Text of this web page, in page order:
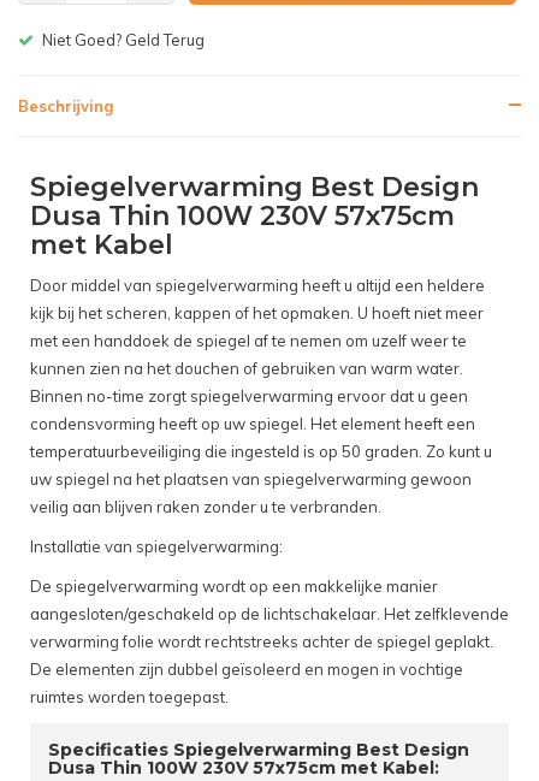
Gratis bezorgen v.a. € 150,-(NL)
Beschrijving
Spiegelverwarming Best Design
Dusa Thin 100W 230V 57x75cm
met Kabel
Door middel van spiegelverwarming heeft u altijd een heldere
kijk bij het scheren, kappen of het opmaken. U hoeft niet meer
met een handdoek de spiegel af te nemen om uzelf weer te
kunnen zien na het douchen of gebruiken van warm water.
Binnen no-time zorgt spiegelverwarming ervoor dat u geen
condensvorming heeft op uw spiegel. Het element heeft een
temperatuurbeveiliging die ingesteld is op 50 graden. Zo kunt u
uw spiegel na het plaatsen van spiegelverwarming gewoon
veilig aan blijven raken zonder u te verbranden.
Installatie van spiegelverwarming:
De spiegelverwarming wordt op een makkelijke manier
aangesloten/geschakeld op de lichtschakelaar. Het zelfklevende
verwarming folie wordt rechtstreeks achter de spiegel geplakt.
De elementen zijn dubbel geïsoleerd en mogen in vochtige
ruimtes worden toegepast.
Specificaties Spiegelverwarming Best Design
Dusa Thin 100W 230V 57x75cm met Kabel: